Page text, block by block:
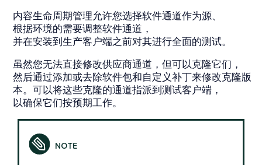
内容生命周期管理允许您选择软件通道作为源、
根据环境的需要调整软件通道，
并在安装到生产客户端之前对其进行全面的测试。
虽然您无法直接修改供应商通道，但可以克隆它们，
然后通过添加或去除软件包和自定义补丁来修改克隆版
本。可以将这些克隆的通道指派到测试客户端，
以确保它们按预期工作。